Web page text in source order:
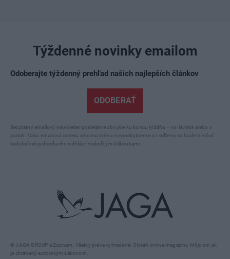
© JAGA GROUP a Zoznam. Všetky práva vyhradené. Obsah online magazínu Môjdom.sk
je chránený autorským zákonom.
Týždenné novinky emailom
Odoberajte týždenný prehľad našich najlepších článkov
ODOBERAŤ
Bezplatný emailový newsletter posielame obvykle ku koncu týždňa – vo štvrtok alebo v
piatok. Vašu emailovú adresu nikomu inému neposkytneme a z odberu sa budete môcť
kedykoľvek jednoducho odhlásiť niekoľkými kliknutiami.